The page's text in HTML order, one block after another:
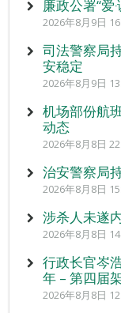
廉政公署“爱
2026年8月9日
司法警察局
安稳定
2026年8月9日
机场部份航
动态
2026年8月8日
治安警察局
2026年8月8日
涉杀人未遂
2026年8月8日
行政长官岑
年 – 第四届
2026年8月8日